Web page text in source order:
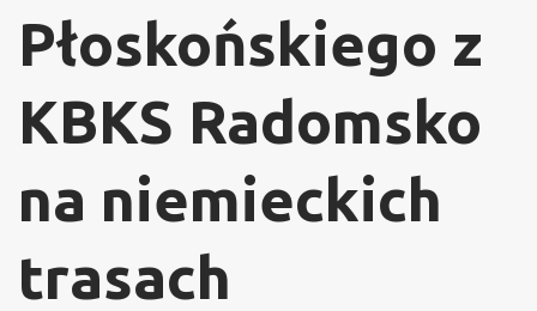
Płoskońskiego z
KBKS Radomsko
na niemieckich
trasach